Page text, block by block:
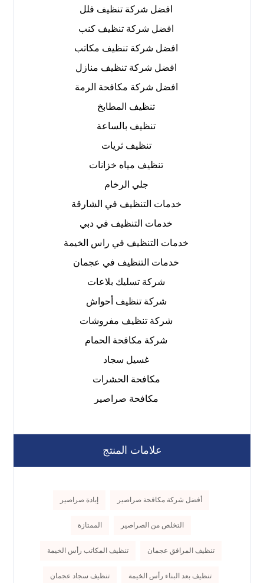
افضل شركة تنظيف فلل
افضل شركة تنظيف كنب
افضل شركة تنظيف مكاتب
افضل شركة تنظيف منازل
افضل شركة مكافحة الرمة
تنظيف المطابخ
تنظيف بالساعة
تنظيف ثريات
تنظيف مياه خزانات
جلي الرخام
خدمات التنظيف في الشارقة
خدمات التنظيف في دبي
خدمات التنظيف في راس الخيمة
خدمات التنظيف في عجمان
شركة تسليك بلاعات
شركة تنظيف أحواش
شركة تنظيف مفروشات
شركة مكافحة الحمام
غسيل سجاد
مكافحة الحشرات
مكافحة صراصير
علامات المنتج
أفضل شركة مكافحة صراصير إبادة صراصير
التخلص من الصراصير الممتازة
تنظيف المرافق عجمان تنظيف المكاتب رأس الخيمة
تنظيف بعد البناء رأس الخيمة تنظيف سجاد عجمان